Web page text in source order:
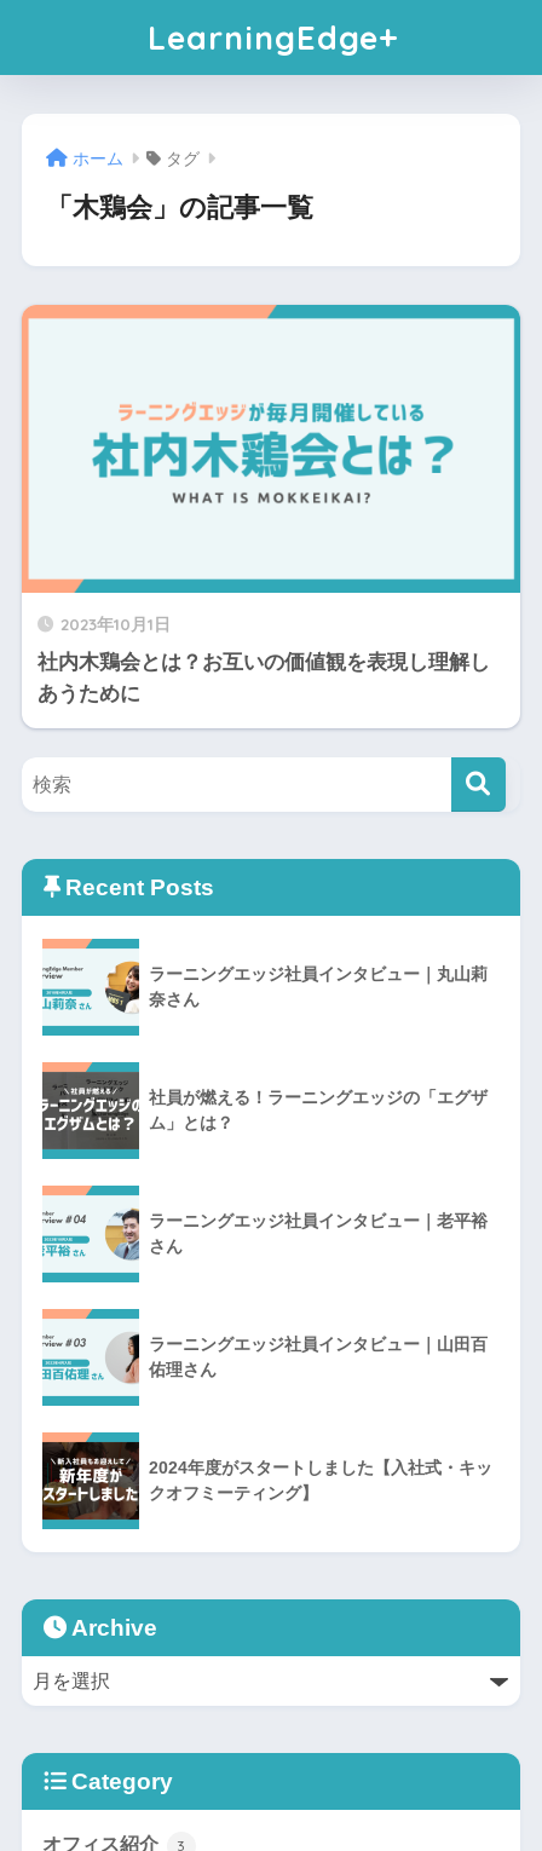
LearningEdge+
ホーム タグ
「木鶏会」の記事一覧
2023年10月1日
社内木鶏会とは？お互いの価値観を表現し理解し
あうために
Recent Posts
ラーニングエッジ社員インタビュー｜丸山莉
奈さん
社員が燃える！ラーニングエッジの「エグザ
ム」とは？
ラーニングエッジ社員インタビュー｜老平裕
さん
ラーニングエッジ社員インタビュー｜山田百
佑理さん
2024年度がスタートしました【入社式・キッ
クオフミーティング】
Archive
Category
オフィス紹介 3